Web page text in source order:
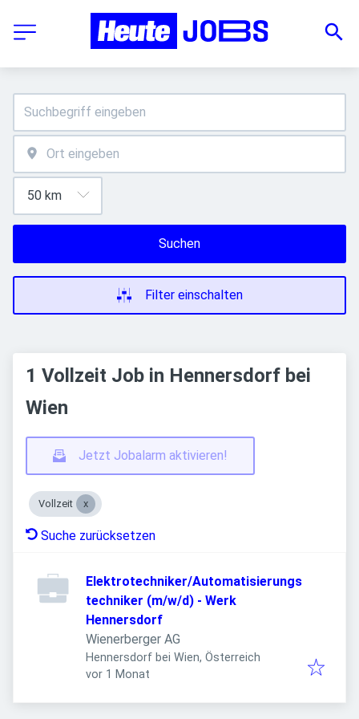
Suchen
Filter einschalten
1 Vollzeit Job in Hennersdorf bei
Wien
Jetzt Jobalarm aktivieren!
Vollzeit
Suche zurücksetzen
Elektrotechniker/Automatisierungs
techniker (m/w/d) - Werk
Hennersdorf
Wienerberger AG
Hennersdorf bei Wien, Österreich
Veröffentlicht
vor 1 Monat